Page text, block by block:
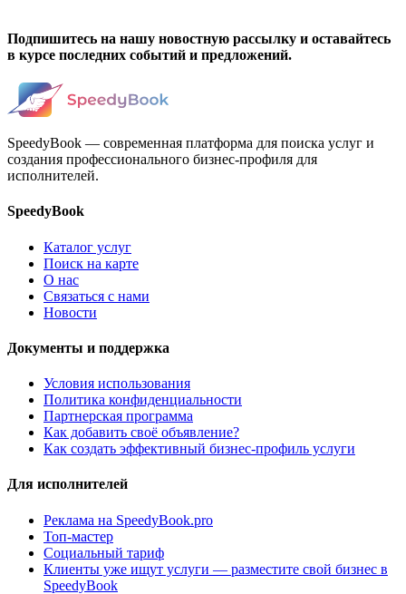
Подпишитесь на нашу новостную рассылку и оставайтесь
в курсе последних событий и предложений.
SpeedyBook — современная платформа для поиска услуг и
создания профессионального бизнес-профиля для
исполнителей.
SpeedyBook
Каталог услуг
Поиск на карте
О нас
Связаться с нами
Новости
Документы и поддержка
Условия использования
Политика конфиденциальности
Партнерская программа
Как добавить своё объявление?
Как создать эффективный бизнес-профиль услуги
Для исполнителей
Реклама на SpeedyBook.pro
Топ-мастер
Социальный тариф
Клиенты уже ищут услуги — разместите свой бизнес в
SpeedyBook